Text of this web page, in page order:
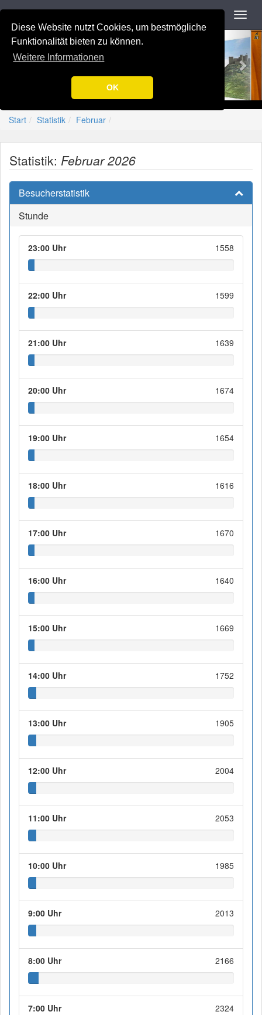
Diese Website nutzt Cookies, um bestmögliche
Funktionalität bieten zu können.
Weitere Informationen
OK
Navigation
Previous-=[Nation-7.de]=-
Start Statistik Februar
Statistik: Februar 2026
Besucherstatistik
Stunde
23:00 Uhr 1558
22:00 Uhr 1599
21:00 Uhr 1639
20:00 Uhr 1674
19:00 Uhr 1654
18:00 Uhr 1616
17:00 Uhr 1670
16:00 Uhr 1640
15:00 Uhr 1669
14:00 Uhr 1752
13:00 Uhr 1905
12:00 Uhr 2004
11:00 Uhr 2053
10:00 Uhr 1985
9:00 Uhr 2013
8:00 Uhr 2166
7:00 Uhr 2324